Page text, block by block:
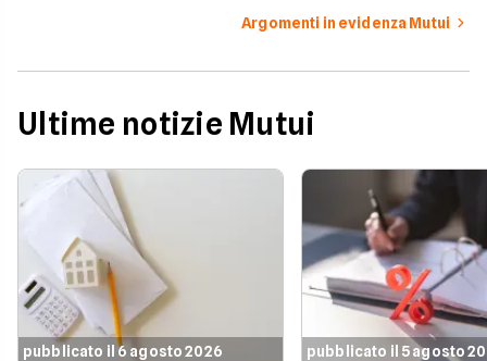
Argomenti in evidenza Mutui
Ultime notizie Mutui
pubblicato il 6 agosto 2026 pubblicato il 5 agosto